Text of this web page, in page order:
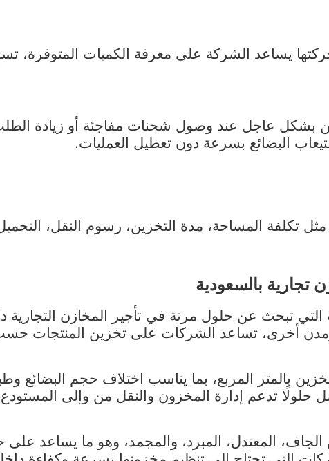
يساعد الشركة على معرفة الكميات المتوفرة،
عاجل عند وصول شحنات مفاجئة أو زيادة
البضائع بسرعة دون تعطيل العمليات.
تكلفة المساحة، مدة التخزين، رسوم النقل،
بالسعودية
تبحث عن حلول مرنة في تأجير المخازن
أخرى، تساعد الشركات على تخزين المنتجات
بالمتر المربع، بما يناسب اختلاف حجم البضائع
تدعم إدارة المخزون والنقل من وإلى
المعتدل، المبرد، والمجمد، وهو ما يساعد